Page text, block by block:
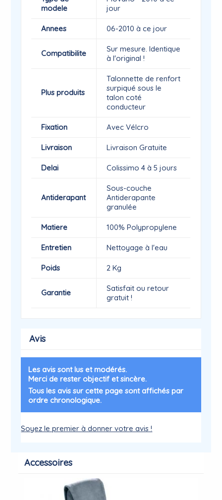
modele
jour
Annees 06-2010 à ce jour
Compatibilite
Sur mesure. Identique
à l'original !
Plus produits
Talonnette de renfort
surpiqué sous le
talon coté
conducteur
Fixation Avec Vélcro
Livraison Livraison Gratuite
Delai Colissimo 4 à 5 jours
Antiderapant
Sous-couche
Antiderapante
granulée
Matiere 100% Polypropylene
Entretien Nettoyage à l'eau
Poids 2 Kg
Garantie
Satisfait ou retour
gratuit !
Avis
Les avis sont lus et modérés.
Merci de rester objectif et sincère.
Tous les avis sur cette page sont affichés par
ordre chronologique.
Soyez le premier à donner votre avis !
Accessoires